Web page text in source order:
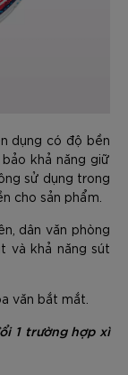
dụng có độ bền
khả năng giữ
sử dụng trong
cho sản phẩm.
dân văn phòng
và khả năng sút
văn bắt mắt.
1 trường hợp xì